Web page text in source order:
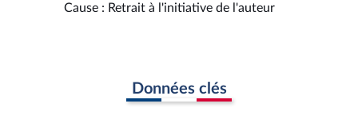
Cause : Retrait à l'initiative de l'auteur
Données clés